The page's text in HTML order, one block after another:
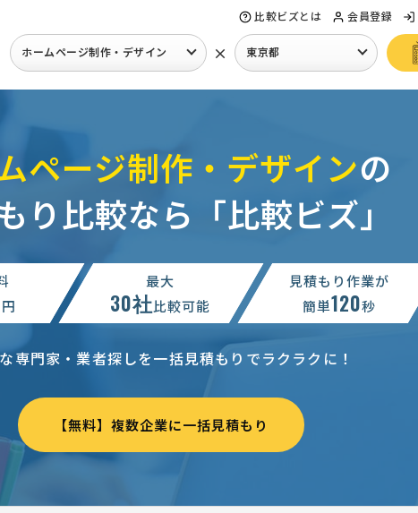
比較ビズとは 会員登録
ホームページ制作・デザイン × 東京都
ページ制作・デザインの
り比較なら「比較ビズ」
円
最大
30社比較可能
見積もり作業が
簡単120秒
専門家・業者探しを一括見積もりでラクラクに！
【無料】複数企業に一括見積もり